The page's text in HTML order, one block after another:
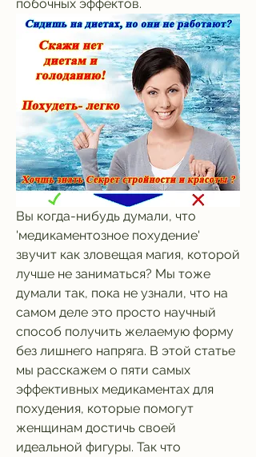
побочных эффектов.
Вы когда-нибудь думали, что
'медикаментозное похудение'
звучит как зловещая магия, которой
лучше не заниматься? Мы тоже
думали так, пока не узнали, что на
самом деле это просто научный
способ получить желаемую форму
без лишнего напряга. В этой статье
мы расскажем о пяти самых
эффективных медикаментах для
похудения, которые помогут
женщинам достичь своей
идеальной фигуры. Так что